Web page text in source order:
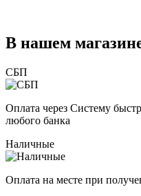
В нашем
СБП
Оплата через Систему
любого банка
Наличные
Оплата на месте при